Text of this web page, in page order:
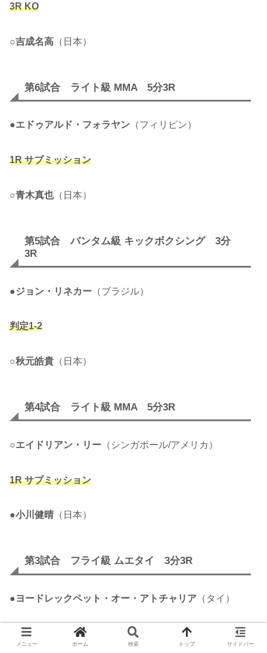
3R KO
○吉成名高 （日本）
第6試合 ライト級 MMA 5分3R
●エドゥアルド・フォラヤン （フィリピン）
1R サブミッション
○青木真也（日本）
第5試合 バンタム級 キックボクシング 3分
3R
●ジョン・リネカー （ブラジル）
判定1-2
○秋元皓貴 （日本）
第4試合 ライト級 MMA 5分3R
○エイドリアン・リー （シンガポール/アメリカ）
1R サブミッション
●小川健晴 （日本）
第3試合 フライ級 ムエタイ 3分3R
●ヨードレックペット・オー・アトチャリア （タイ）
判定0-3
メニュー ホーム 検索 トップ サイドバー